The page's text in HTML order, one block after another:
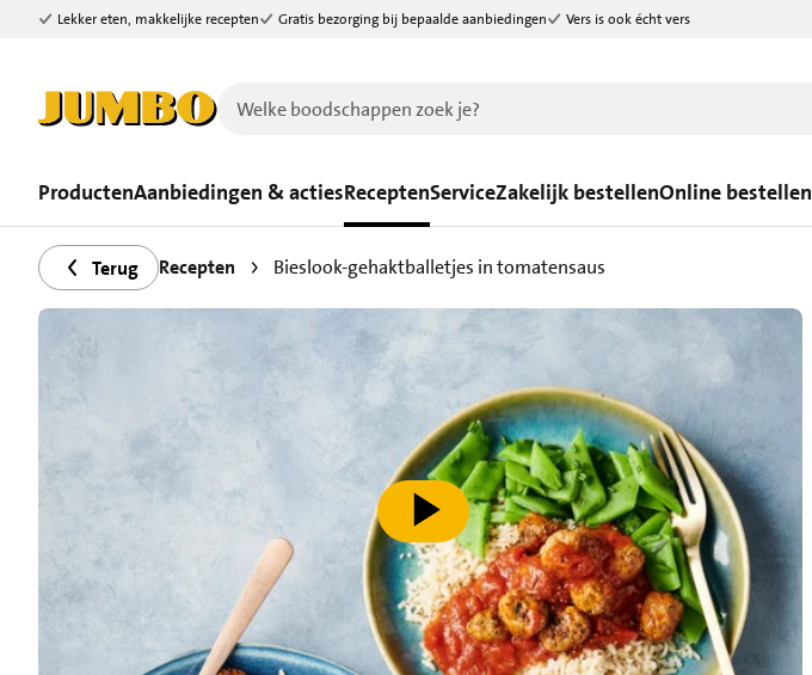
Ga naar zoeken
Ga naar hoofdinhoud
Lekker eten, makkelijke recepten Gratis bezorging bij bepaalde aanbiedingen Vers is ook écht vers
ProductenAanbiedingen & actiesReceptenServiceZakelijk bestellenOnline bestellen
Terug Recepten Bieslook-gehaktballetjes in tomatensaus
speel video af